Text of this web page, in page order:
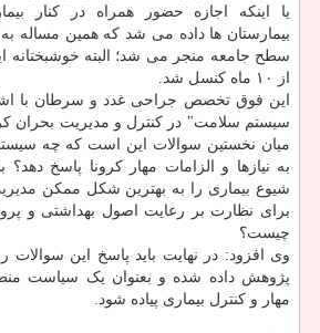
یا اینکه اجازه حضور همراه در کنار
بیمارستان ها داده می شد که همین مساله به
سطح جامعه منجر می شد؛ البته
از ۱۰ ماه کنسل شد.
این فوق تخصص جراحی غدد و سرطان با
سیستم سلامت" در کنترل و مدیریت بحران
میان نخستین سوالات این است که چه
به نیازها و الزامات مهار کرونا پاسخ
شیوع بیماری را به بهترین شکل ممکن
برای نظارت بر رعایت اصول بهداشتی و
چیست؟
وی افزود: در نهایت باید پاسخ این سوالات
پژوهش داده شده و بعنوان یک سیاست
مهار و کنترل بیماری پیاده شود.